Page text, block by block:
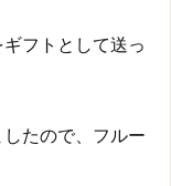
フトとして送っ
たので、フルー